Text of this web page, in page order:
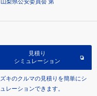
梨県公安委員会 第
見積り
シミュレーション
キのクルマの見積りを簡単にシ
ュレーションできます。